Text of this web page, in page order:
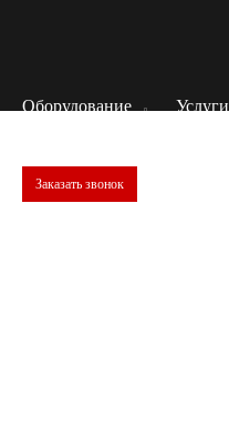
Оборудование Услуги
Заказать звонок